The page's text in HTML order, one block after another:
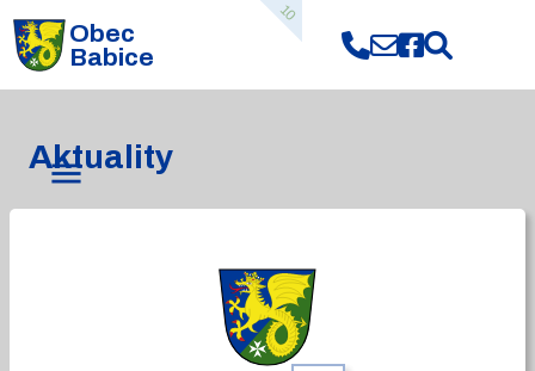
Obec
Babice
10
Aktuality